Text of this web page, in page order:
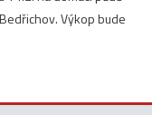
Výkop bude